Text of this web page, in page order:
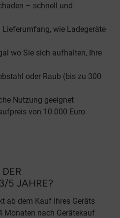
– schnell und
wie Ladegeräte
wo Sie sich aufhalten, Ihre
oder Raub (bis zu 300
Nutzung geeignet
von 10.000 Euro
5 JAHRE?
ab dem Kauf Ihres Geräts
Monaten nach Gerätekauf